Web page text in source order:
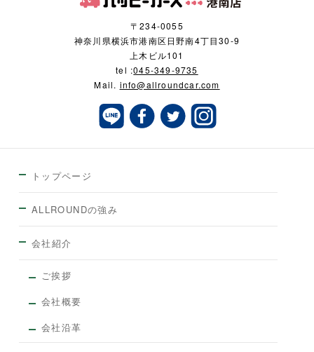
〒234-0055
神奈川県横浜市港南区日野南4丁目30-9
上木ビル101
tel :045-349-9735
Mail. info@allroundcar.com
トップページ
ALLROUNDの強み
会社紹介
ご挨拶
会社概要
会社沿革